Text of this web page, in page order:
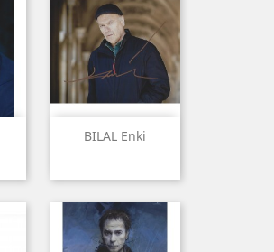
BILAL Enki